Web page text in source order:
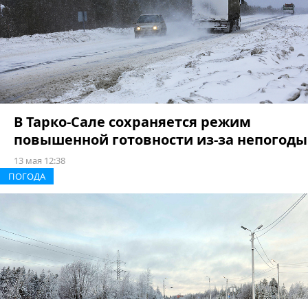
В Тарко-Сале сохраняется режим
повышенной готовности из-за непогоды
13 мая 12:38
ПОГОДА